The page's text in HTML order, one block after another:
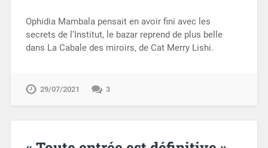
Ophidia Mambala pensait en avoir fini avec les
secrets de l’Institut, le bazar reprend de plus belle
dans La Cabale des miroirs, de Cat Merry Lishi.
29/07/2021 3